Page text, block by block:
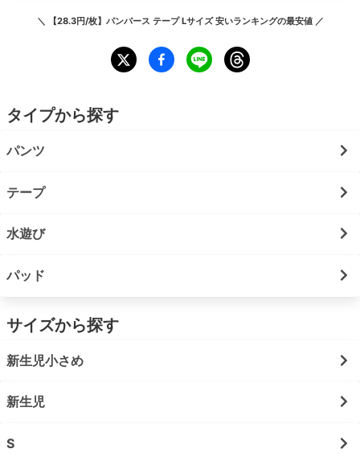
＼ 【28.3円/枚】パンパース テープ Lサイズ 安いランキングの最安値 ／
タイプから探す
パンツ
テープ
水遊び
パッド
サイズから探す
新生児小さめ
新生児
S